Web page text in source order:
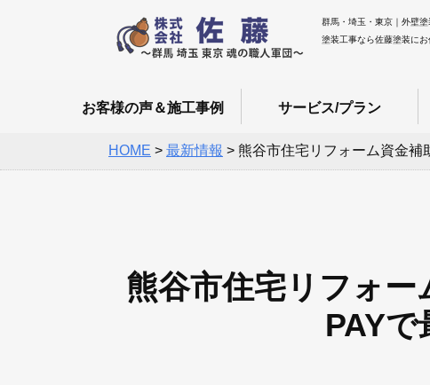
群馬・埼玉・東京｜外壁
塗装工事なら佐藤塗装にお
お客様の声＆施工事例 サービス/プラン
HOME > 最新情報 > 熊谷市住宅リフォーム資金補
熊谷市住宅リフォ
PAYで